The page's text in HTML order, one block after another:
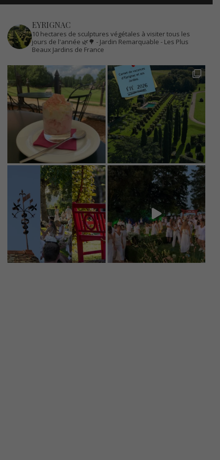
EYRIGNAC
10 hectares de sculptures végétales à visiter tous les
jours de l'année 🌿🌳 - Jardin Remarquable - Les Plus
Beaux Jardins de France